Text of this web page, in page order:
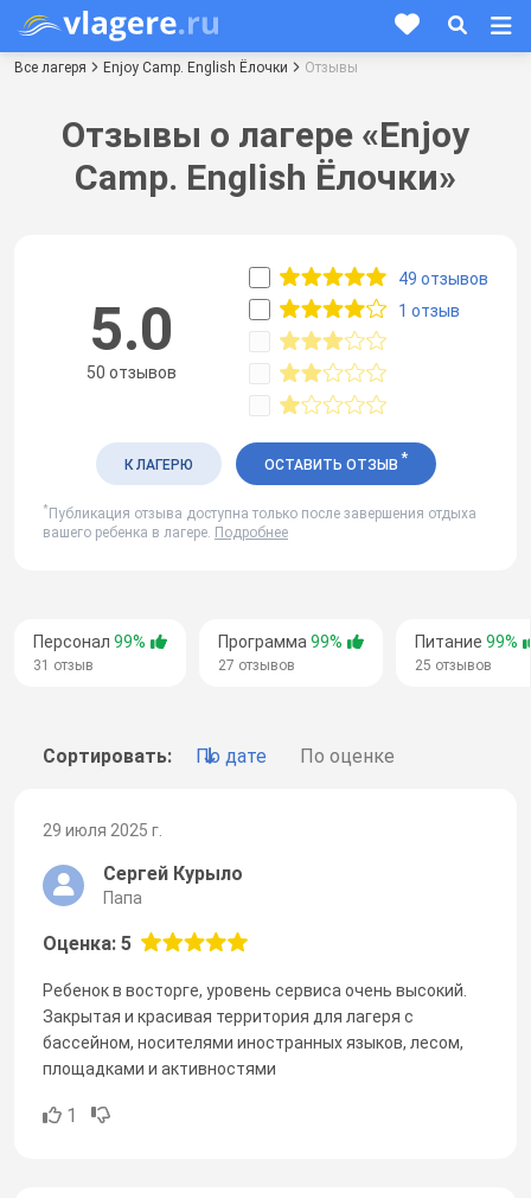
Все лагеря Enjoy Camp. English Ёлочки Отзывы
Отзывы о лагере «Enjoy
Camp. English Ёлочки»
Персонал 99%
31 отзыв
Программа 99%
27 отзывов
Питание 99%
25 отзывов
Сортировать: По дате По оценке
29 июля 2025 г.
Сергей Курыло
Папа
Оценка: 5
Ребенок в восторге, уровень сервиса очень высокий.
Закрытая и красивая территория для лагеря с
бассейном, носителями иностранных языков, лесом,
площадками и активностями
1
5.0
50 отзывов
49 отзывов
1 отзыв
К ЛАГЕРЮ ОСТАВИТЬ ОТЗЫВ *
* Публикация отзыва доступна только после завершения отдыха
вашего ребенка в лагере. Подробнее